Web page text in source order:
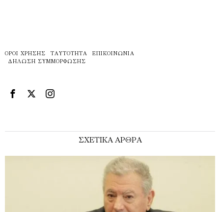
ΌΡΟΙ ΧΡΉΣΗΣ ΤΑΥΤΌΤΗΤΑ
ΕΠΙΚΟΙΝΩΝΊΑ
ΔΉΛΩΣΗ ΣΥΜΜΌΡΦΩΣΗΣ
ΣΧΕΤΙΚΑ ΑΡΘΡΑ